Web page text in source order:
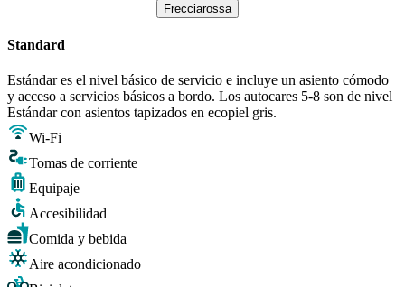
Frecciarossa
Standard
Estándar es el nivel básico de servicio e incluye un asiento cómodo
y acceso a servicios básicos a bordo. Los autocares 5-8 son de nivel
Estándar con asientos tapizados en ecopiel gris.
Wi-Fi
Tomas de corriente
Equipaje
Accesibilidad
Comida y bebida
Aire acondicionado